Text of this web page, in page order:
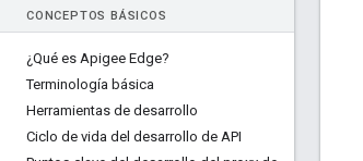
CONCEPTOS BÁSICOS
¿Qué es Apigee Edge?
Terminología básica
Herramientas de desarrollo
Ciclo de vida del desarrollo de API